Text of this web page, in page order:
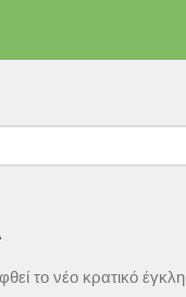
το νέο κρατικό